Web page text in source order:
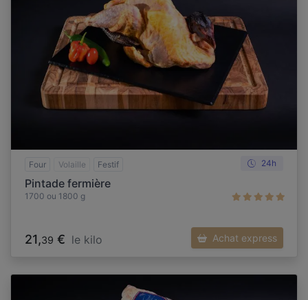
Four Volaille Festif 24h
Pintade fermière
1700 ou 1800 g
21,39 € le kilo Achat express